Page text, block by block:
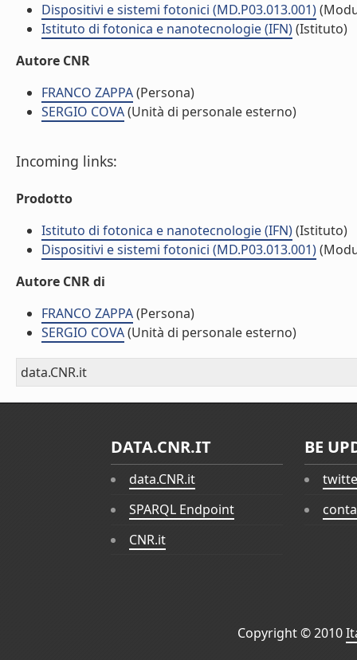
Dispositivi e sistemi fotonici (MD.P03.013.001)
Istituto di fotonica e nanotecnologie (IFN)(Istituto)
Autore CNR
FRANCO ZAPPA(Persona)
SERGIO COVA(Unità di personale esterno)
Incoming links:
Prodotto
Istituto di fotonica e nanotecnologie (IFN)(Istituto)
Dispositivi e sistemi fotonici (MD.P03.013.001)
Autore CNR di
FRANCO ZAPPA(Persona)
SERGIO COVA(Unità di personale esterno)
data.CNR.it
DATA.CNR.IT
data.CNR.it
SPARQL Endpoint
CNR.it
BE
Copyright © 2010